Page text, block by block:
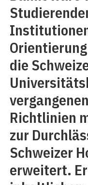
die
Richtlinien
zur
Schweizer
erweitert.